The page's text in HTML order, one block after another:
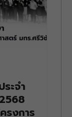
ะจำ
รงการ